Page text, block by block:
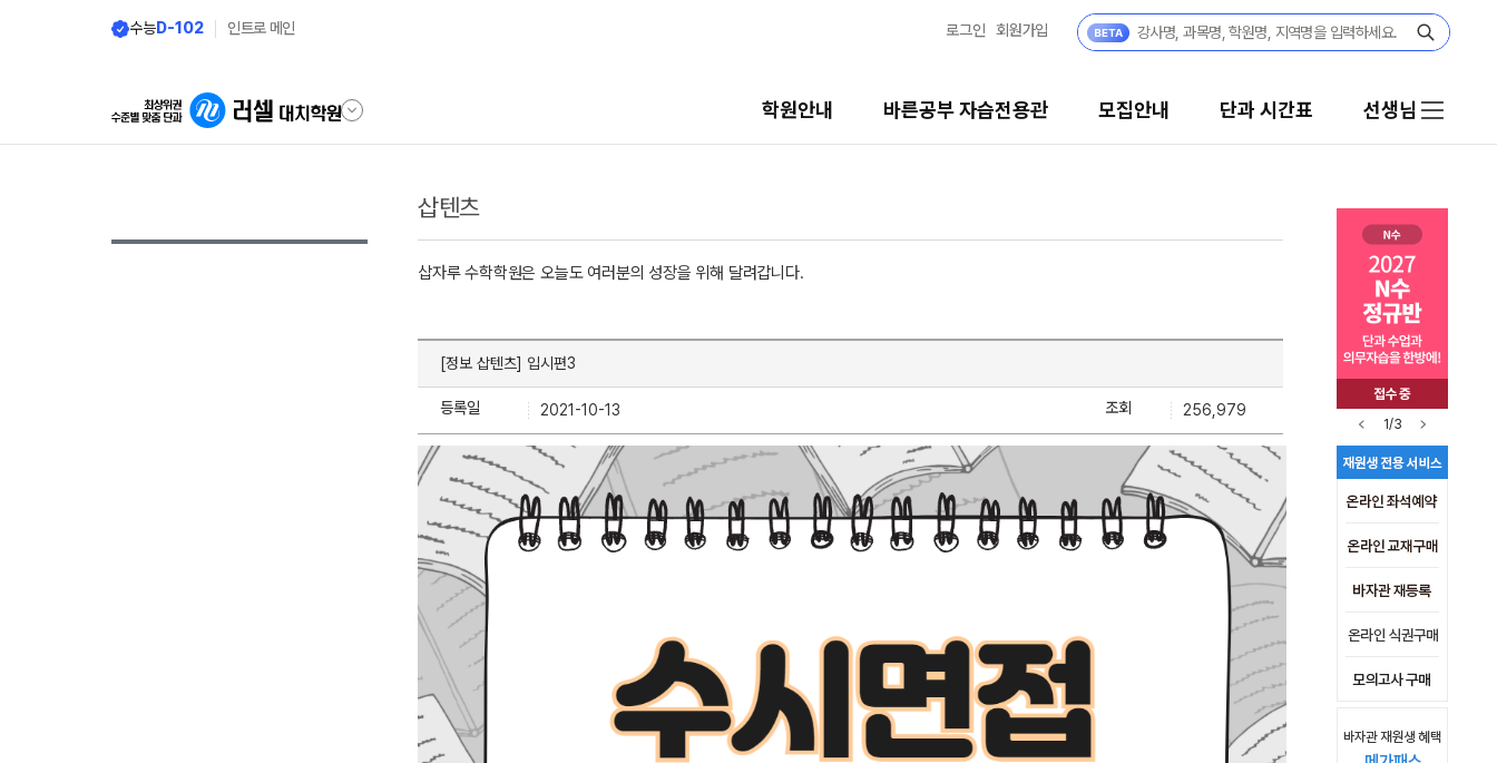
수능D-102 인트로 메인 로그인 회원가입
학원안내 바른공부 자습전용관 모집안내 단과 시간표 선생님
1/3
삽텐츠
삽자루 수학학원은 오늘도 여러분의 성장을 위해 달려갑니다.
[정보 삽텐츠] 입시편3
등록일 2021-10-13 조회 256,979